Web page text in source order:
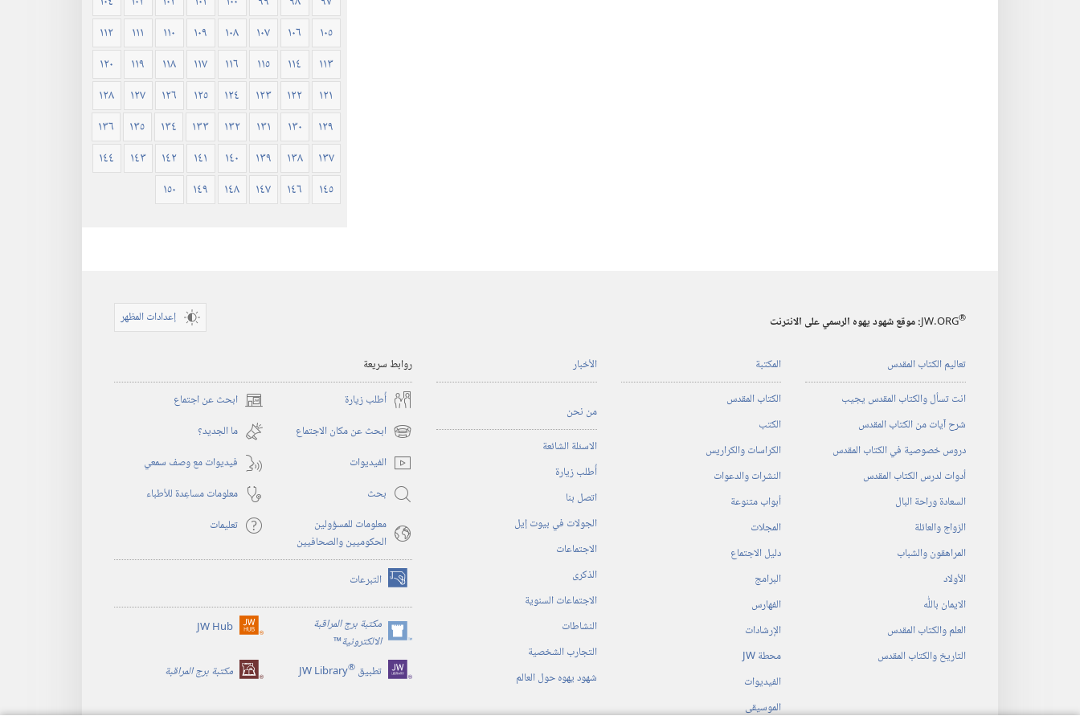
١٠٥
١٠٦ ١٠٧ ١٠٨ ١٠٩ ١١٠ ١١١
١١٢
١١٣
١١٤ ١١٥ ١١٦ ١١٧ ١١٨ ١١٩
١٢٠
١٢١
١٢٢ ١٢٣ ١٢٤ ١٢٥ ١٢٦ ١٢٧
١٢٨
١٢٩
١٣٠ ١٣١ ١٣٢ ١٣٣ ١٣٤ ١٣٥
١٣٦
١٣٧
١٣٨ ١٣٩ ١٤٠ ١٤١ ١٤٢ ١٤٣
١٤٤
١٤٥
١٤٦ ١٤٧ ١٤٨ ١٤٩ ١٥٠
JW.ORG® :‏ موقع شهود يهوه الرسمي على الانترنت إعدادات المظهر
تعاليم الكتاب المقدس
انت تسأل والكتاب المقدس يجيب
شرح آيات من الكتاب المقدس
دروس خصوصية في الكتاب المقدس
أدوات لدرس الكتاب المقدس
السعادة وراحة البال
الزواج والعائلة
المراهقون والشباب
الأولاد
الايمان باللّٰه
العلم والكتاب المقدس
التاريخ والكتاب المقدس
المكتبة
الكتاب المقدس
الكتب
الكراسات والكراريس
النشرات والدعوات
أبواب متنوعة
المجلات
دليل الاجتماع
البرامج
الفهارس
الإرشادات
محطة‏ ‏JW
الفيديوات
الموسيقى
الأخبار
من نحن
الاسئلة الشائعة
أُطلب زيارة
اتصل بنا
الجولات في بيوت إيل
الاجتماعات
الذكرى
الاجتماعات السنوية
النشاطات
التجارب الشخصية
شهود يهوه حول العالم
روابط سريعة
أُطلب زيارة
ابحث عن اجتماع (يفتح
نافذة
جديدة)
ابحث عن مكان الاجتماع (يفتح
نافذة
ما الجديد؟‏
الفيديوات
فيديوات مع وصف سمعي
بحث
معلومات مساعِدة للأطباء
معلومات للمسؤولين
الحكوميين والصحافيين
تعليمات
التبرعات (يفتح
نافذة
جديدة) مكتبة برج المراقبة
الالكترونية™
(يفتح
نافذة
جديدة)
JW Hub (يفتح
جديدة)
تطبيق ®
JW Library مكتبة برج المراقبة